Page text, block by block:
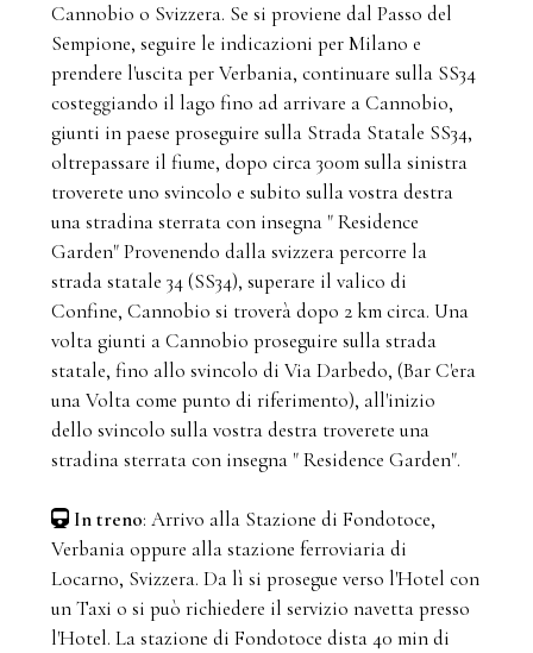
Cannobio o Svizzera. Se si proviene dal Passo del
Sempione, seguire le indicazioni per Milano e
prendere l'uscita per Verbania, continuare sulla SS34
costeggiando il lago fino ad arrivare a Cannobio,
giunti in paese proseguire sulla Strada Statale SS34,
oltrepassare il fiume, dopo circa 300m sulla sinistra
troverete uno svincolo e subito sulla vostra destra
una stradina sterrata con insegna " Residence
Garden" Provenendo dalla svizzera percorre la
strada statale 34 (SS34), superare il valico di
Confine, Cannobio si troverà dopo 2 km circa. Una
volta giunti a Cannobio proseguire sulla strada
statale, fino allo svincolo di Via Darbedo, (Bar C'era
una Volta come punto di riferimento), all'inizio
dello svincolo sulla vostra destra troverete una
stradina sterrata con insegna " Residence Garden".
In treno: Arrivo alla Stazione di Fondotoce,
Verbania oppure alla stazione ferroviaria di
Locarno, Svizzera. Da lì si prosegue verso l'Hotel con
un Taxi o si può richiedere il servizio navetta presso
l'Hotel. La stazione di Fondotoce dista 40 min di